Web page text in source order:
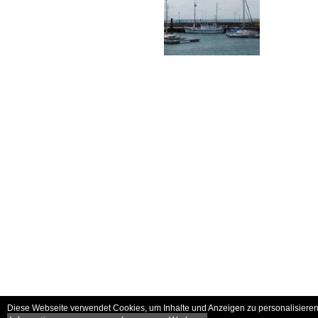
Diese Webseite verwendet Cookies, um Inhalte und Anzeigen zu